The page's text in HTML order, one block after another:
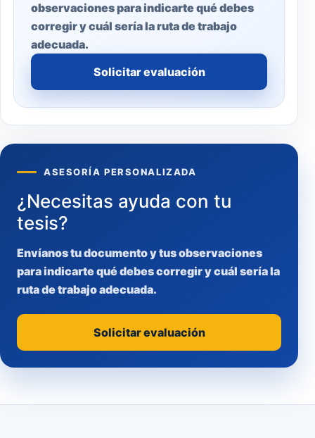
observaciones para indicarte qué debes
corregir y cuál sería la ruta de trabajo
adecuada.
Solicitar evaluación
ASESORÍA PERSONALIZADA
¿Necesitas ayuda con tu
tesis?
Envíanos tu documento y tus observaciones
para indicarte qué debes corregir y cuál sería la
ruta de trabajo adecuada.
Solicitar evaluación